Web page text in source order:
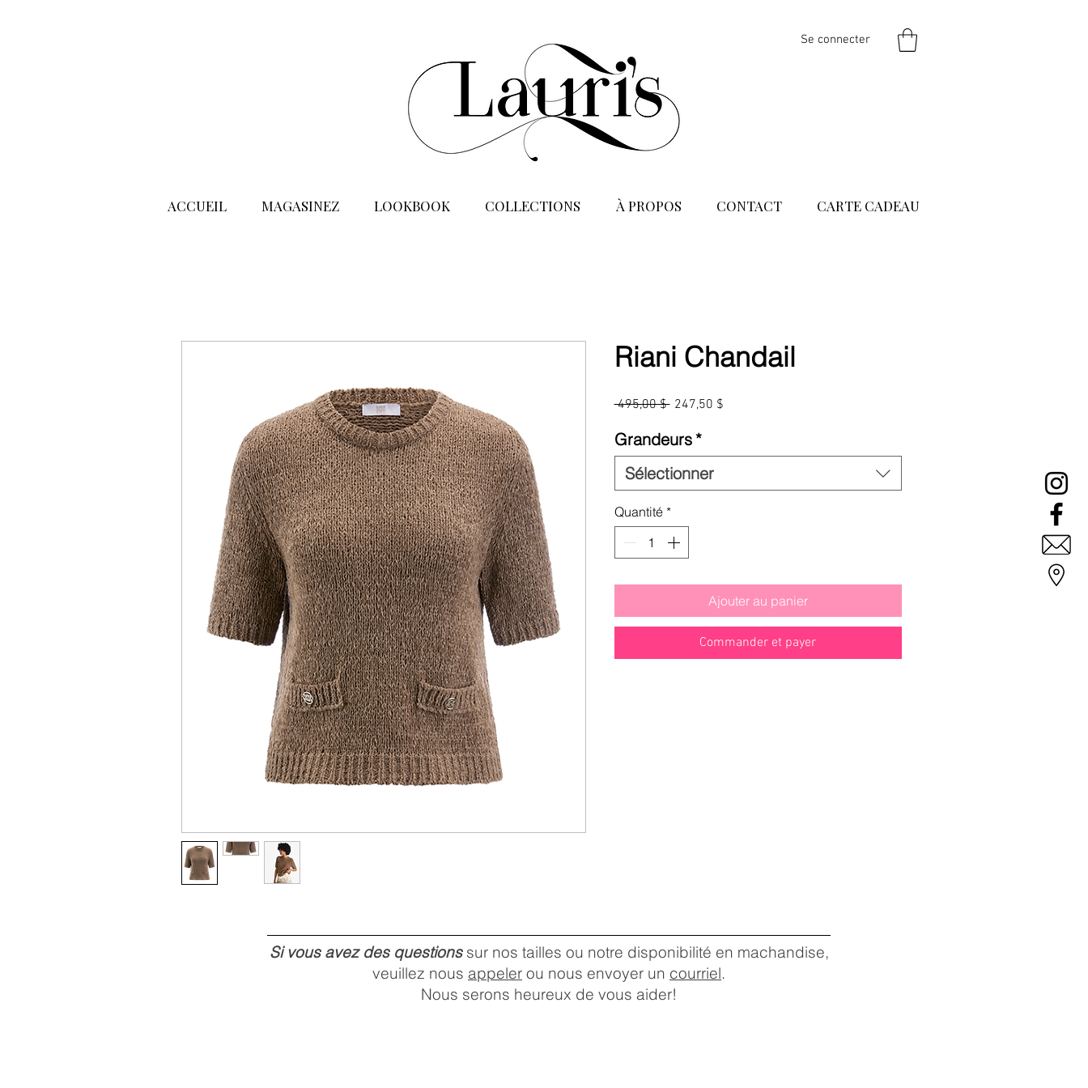
Se connecter
ACCUEIL MAGASINEZ LOOKBOOK COLLECTIONS À PROPOS CONTACT CARTE CADEAU
Riani Chandail
495,00 $ Prix
247,50 $Prix
Grandeurs*
Sélectionner
Quantité *
Ajouter au panier
Commander et payer
Si vous avez des questionssur nos tailles ou notre disponibilité en machandise,
veuillez nous appeler ou nous envoyer un courriel.
Nous serons heureux de vous aider!